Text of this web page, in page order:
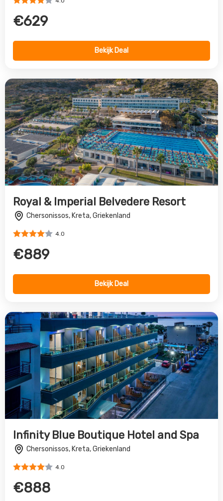
Royal & Imperial Belvedere Resort
Chersonissos, Kreta, Griekenland
€889
Bekijk Deal
Infinity Blue Boutique Hotel and Spa
Chersonissos, Kreta, Griekenland
€888
Bekijk Deal
San Antonio Boutique Hotel & Spa
Chersonissos, Kreta, Griekenland